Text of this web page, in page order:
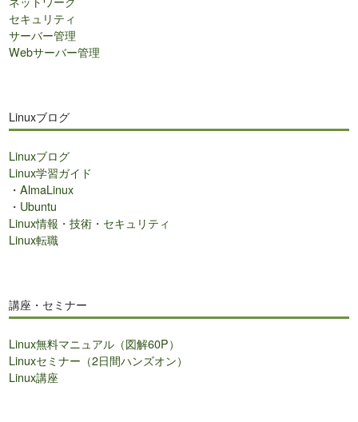
セキュリティ
サーバー管理
Webサーバー管理
Linuxブログ
Linuxブログ
Linux学習ガイド
・AlmaLinux
・ Ubuntu
Linux情報・技術・セキュリティ
Linux転職
講座・セミナー
Linux無料マニュアル（図解60P）
Linuxセミナー（2日間ハンズオン）
Linux講座